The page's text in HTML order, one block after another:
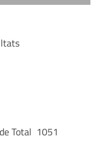
Total 1051